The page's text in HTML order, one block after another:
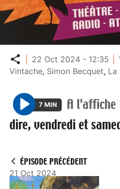
Partager
22 Oct 2024 - 12:35
Vintache, Simon Becquet, La
P
l
7 MIN A l'affiche
dire, vendredi et
ÉPISODE PRÉCÉDENT
21 Oct 2024